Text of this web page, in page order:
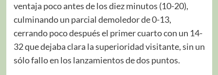
ventaja poco antes de los diez minutos (10-20),
culminando un parcial demoledor de 0-13,
cerrando poco después el primer cuarto con un 14-
32 que dejaba clara la superioridad visitante, sin un
sólo fallo en los lanzamientos de dos puntos.